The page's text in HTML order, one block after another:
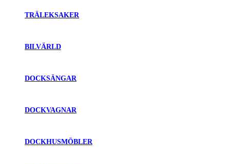
TRÄLEKSAKER
BILVÄRLD
DOCKSÄNGAR
DOCKVAGNAR
DOCKHUSMÖBLER